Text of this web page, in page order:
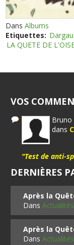
DansAlbums
Etiquettes:
LA QUETE DE
VOS
Bruno
dans
"Test de anti-
DERNIÈRES
Après la
Dans
Après la
Dans